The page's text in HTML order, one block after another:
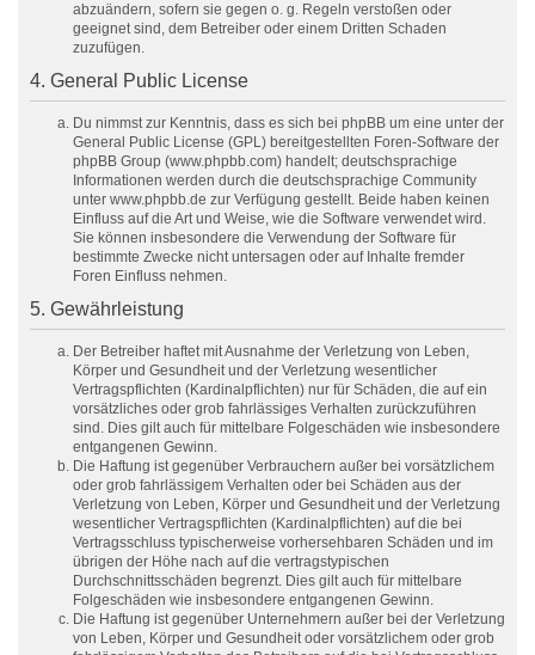
abzuändern, sofern sie gegen o. g. Regeln verstoßen oder
geeignet sind, dem Betreiber oder einem Dritten Schaden
zuzufügen.
4. General Public License
Du nimmst zur Kenntnis, dass es sich bei phpBB um eine unter der
General Public License (GPL) bereitgestellten Foren-Software der
phpBB Group (www.phpbb.com) handelt; deutschsprachige
Informationen werden durch die deutschsprachige Community
unter www.phpbb.de zur Verfügung gestellt. Beide haben keinen
Einfluss auf die Art und Weise, wie die Software verwendet wird.
Sie können insbesondere die Verwendung der Software für
bestimmte Zwecke nicht untersagen oder auf Inhalte fremder
Foren Einfluss nehmen.
5. Gewährleistung
Der Betreiber haftet mit Ausnahme der Verletzung von Leben,
Körper und Gesundheit und der Verletzung wesentlicher
Vertragspflichten (Kardinalpflichten) nur für Schäden, die auf ein
vorsätzliches oder grob fahrlässiges Verhalten zurückzuführen
sind. Dies gilt auch für mittelbare Folgeschäden wie insbesondere
entgangenen Gewinn.
Die Haftung ist gegenüber Verbrauchern außer bei vorsätzlichem
oder grob fahrlässigem Verhalten oder bei Schäden aus der
Verletzung von Leben, Körper und Gesundheit und der Verletzung
wesentlicher Vertragspflichten (Kardinalpflichten) auf die bei
Vertragsschluss typischerweise vorhersehbaren Schäden und im
übrigen der Höhe nach auf die vertragstypischen
Durchschnittsschäden begrenzt. Dies gilt auch für mittelbare
Folgeschäden wie insbesondere entgangenen Gewinn.
Die Haftung ist gegenüber Unternehmern außer bei der Verletzung
von Leben, Körper und Gesundheit oder vorsätzlichem oder grob